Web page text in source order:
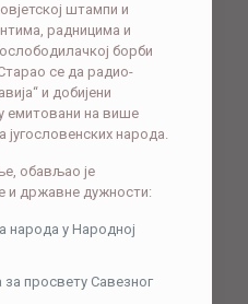
штампи и
радницима и
борби
се да радио-
и добијени
емитовани на више
југословенских народа.
обављао је
и државне дужности:
народа у Народној
просвету Савезног